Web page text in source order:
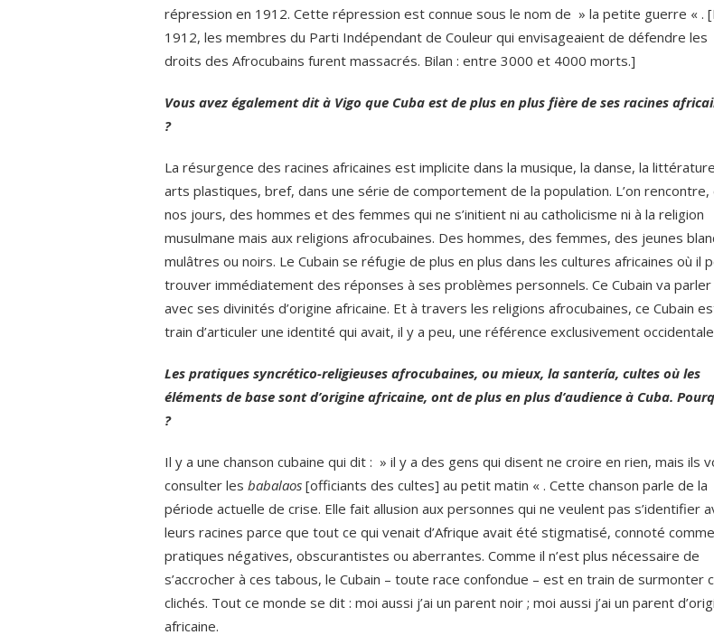
répression en 1912. Cette répression est connue sous le nom de » la petite guerre « .
1912, les membres du Parti Indépendant de Couleur qui envisageaient de défendre les
droits des Afrocubains furent massacrés. Bilan : entre 3000 et 4000 morts.]
Vous avez également dit à Vigo que Cuba est de plus en plus fière de ses racines
?
La résurgence des racines africaines est implicite dans la musique, la danse, la
arts plastiques, bref, dans une série de comportement de la population. L’on rencontre,
nos jours, des hommes et des femmes qui ne s’initient ni au catholicisme ni à la religion
musulmane mais aux religions afrocubaines. Des hommes, des femmes, des jeunes
mulâtres ou noirs. Le Cubain se réfugie de plus en plus dans les cultures africaines où il
trouver immédiatement des réponses à ses problèmes personnels. Ce Cubain va parler
avec ses divinités d’origine africaine. Et à travers les religions afrocubaines, ce Cubain
train d’articuler une identité qui avait, il y a peu, une référence exclusivement
Les pratiques syncrético-religieuses afrocubaines, ou mieux, la santería, cultes où les
éléments de base sont d’origine africaine, ont de plus en plus d’audience à Cuba.
?
Il y a une chanson cubaine qui dit : » il y a des gens qui disent ne croire en rien, mais ils
consulter les babalaos [officiants des cultes] au petit matin « . Cette chanson parle de la
période actuelle de crise. Elle fait allusion aux personnes qui ne veulent pas s’identifier
leurs racines parce que tout ce qui venait d’Afrique avait été stigmatisé, connoté
pratiques négatives, obscurantistes ou aberrantes. Comme il n’est plus nécessaire de
s’accrocher à ces tabous, le Cubain – toute race confondue – est en train de surmonter
clichés. Tout ce monde se dit : moi aussi j’ai un parent noir ; moi aussi j’ai un parent
africaine.